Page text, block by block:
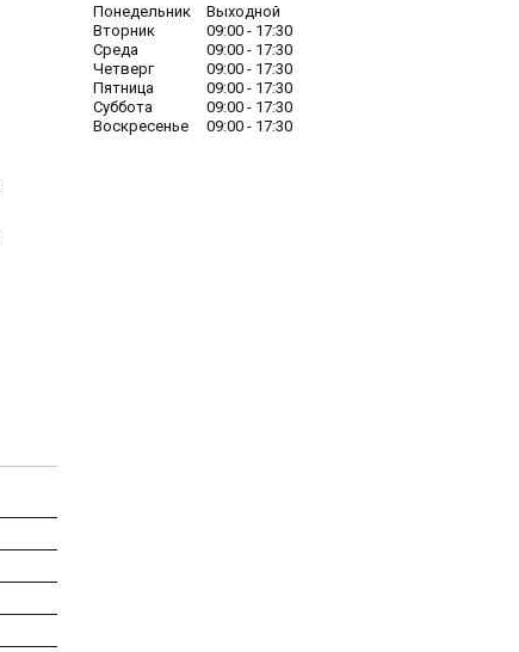
Понедельник
Выходной
Вторник
09:00
17:30
Среда
09:00
17:30
Четверг
09:00
17:30
Пятница
09:00
17:30
Суббота
09:00
17:30
Воскресенье
09:00 17:30